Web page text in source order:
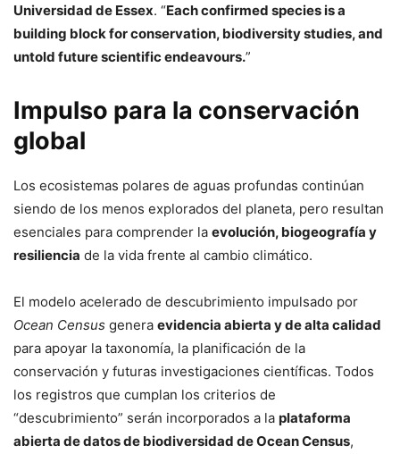
Universidad de Essex. “Each confirmed species is a
building block for conservation, biodiversity studies, and
untold future scientific endeavours.”
Impulso para la conservación
global
Los ecosistemas polares de aguas profundas continúan
siendo de los menos explorados del planeta, pero resultan
esenciales para comprender la evolución, biogeografía y
resiliencia de la vida frente al cambio climático.
El modelo acelerado de descubrimiento impulsado por
Ocean Census genera evidencia abierta y de alta calidad
para apoyar la taxonomía, la planificación de la
conservación y futuras investigaciones científicas. Todos
los registros que cumplan los criterios de
“descubrimiento” serán incorporados a la plataforma
abierta de datos de biodiversidad de Ocean Census,